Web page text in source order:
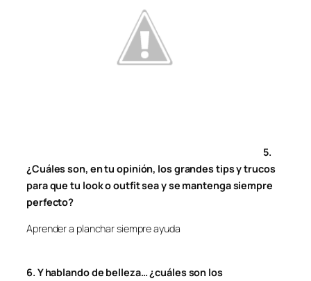
5.
¿Cuáles son, en tu opinión, los grandes tips y trucos
para que tu look o outfit sea y se mantenga siempre
perfecto?
Aprender a planchar siempre ayuda
6. Y hablando de belleza… ¿cuáles son los